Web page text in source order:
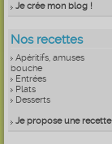
Je crée mon blog !
Nos recettes
Apéritifs, amuses
bouche
Entrées
Plats
Desserts
Je propose une recette